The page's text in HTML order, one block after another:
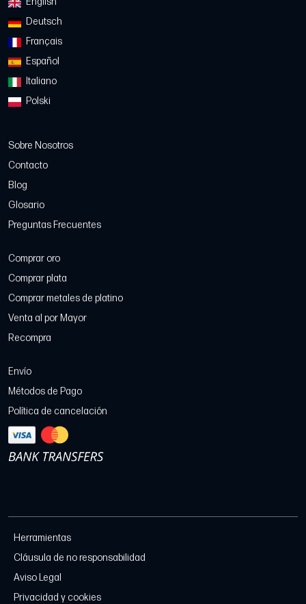
Deutsch
Français
Español
Italiano
Polski
Sobre Nosotros
Contacto
Blog
Glosario
Preguntas Frecuentes
Comprar oro
Comprar plata
Comprar metales de platino
Venta al por Mayor
Recompra
Envío
Métodos de Pago
Política de cancelación
Herramientas
Cláusula de no responsabilidad
Aviso Legal
Privacidad y cookies